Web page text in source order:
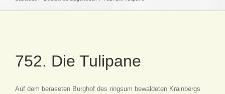
752. Die Tulipane
Auf dem beraseten Burghof des ringsum bewaldeten Krainbergs